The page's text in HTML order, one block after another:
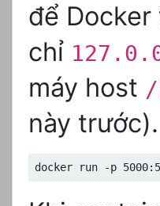
để
chỉ
máy host
này trước).
docker run -p